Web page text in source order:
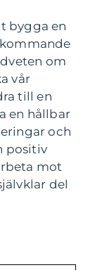
bygga en
om
vår
till en
en hållbar
och
positiv
mot
del